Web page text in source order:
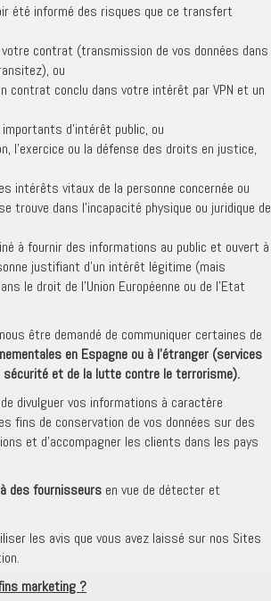
été informé des risques que ce transfert
contrat (transmission de vos données dans
ou
contrat conclu dans votre intérêt par VPN et un
d’intérêt public, ou
ou la défense des droits en justice,
intérêts vitaux de la personne concernée ou
trouve dans l’incapacité physique ou juridique de
à fournir des informations au public et ouvert à
justifiant d’un intérêt légitime (mais
le droit de l’Union Européenne ou de l’Etat
être demandé de communiquer certaines de
en Espagne ou à l’étranger (services
sécurité et de la lutte contre le terrorisme).
divulguer vos informations à caractère
fins de conservation de vos données sur des
et d’accompagner les clients dans les pays
à des fournisseurs en vue de détecter et
les avis que vous avez laissé sur nos Sites
marketing ?